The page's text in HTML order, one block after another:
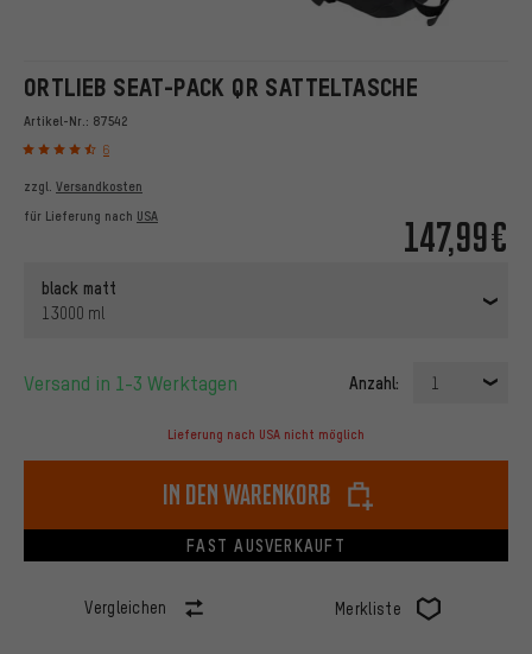
ORTLIEB SEAT-PACK QR SATTELTASCHE
Artikel-Nr.: 87542
6
147,99€
zzgl. Versandkosten
für Lieferung nach USA
black matt
13000 ml
Versand in 1-3 Werktagen Anzahl: 1
Lieferung nach USA nicht möglich
In den Warenkorb
FAST AUSVERKAUFT
Vergleichen Merkliste